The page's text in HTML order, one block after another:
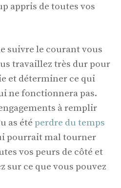
appris de toutes vos
suivre le courant vous
travaillez très dur pour
et déterminer ce qui
ne fonctionnera pas.
à remplir
as été perdre du temps
pourrait mal tourner
vos peurs de côté et
sur ce que vous pouvez